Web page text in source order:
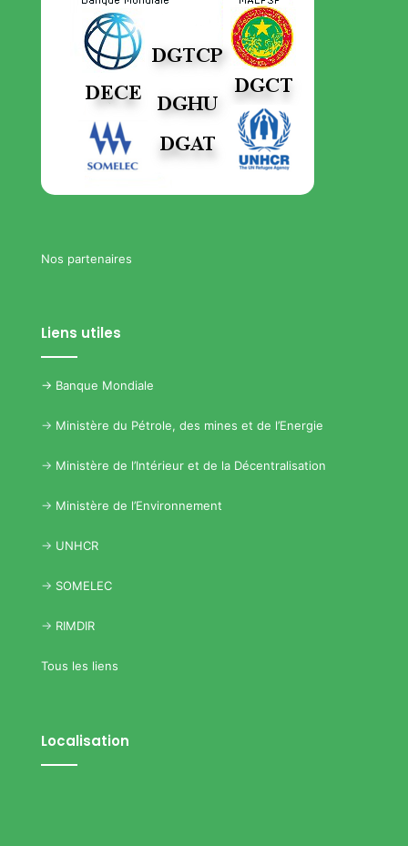
Nos partenaires
Liens utiles
-> Banque Mondiale
-> Ministère du Pétrole, des mines et de l’Energie
-> Ministère de l’Intérieur et de la Décentralisation
-> Ministère de l’Environnement
-> UNHCR
-> SOMELEC
-> RIMDIR
Tous les liens
Localisation